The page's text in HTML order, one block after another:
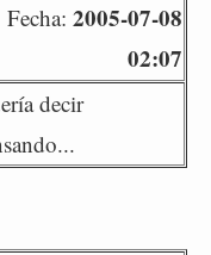
Fecha: 2005-07-08
02:07
decir